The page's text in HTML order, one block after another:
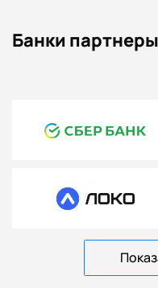
Банки партнеры